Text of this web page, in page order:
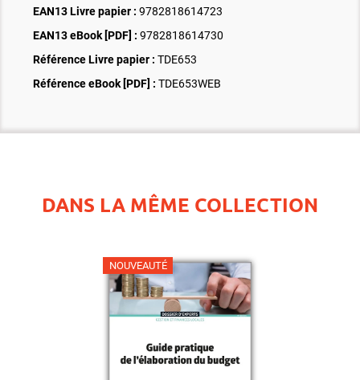
EAN13 Livre papier : 9782818614723
EAN13 eBook [PDF] : 9782818614730
Référence Livre papier : TDE653
Référence eBook [PDF] : TDE653WEB
DANS LA MÊME COLLECTION
NOUVEAUTÉ